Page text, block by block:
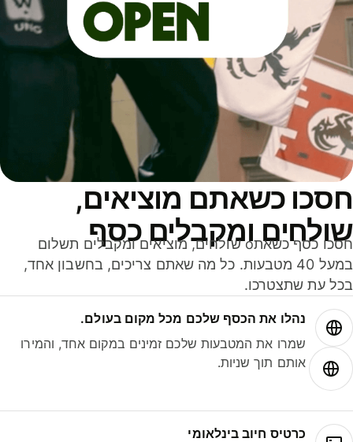
כשאתם מוציאים,
ומקבלים כסף
חסכו כסף כשאתo שולחים, מוציאים ומקבלים תשלום
במעל 40 מטבעות. כל מה שאתם צריכים, בחשבון אחד,
עת שתצטרכו.
נהלו את הכסף שלכם מכל מקום בעולם.
שמרו את המטבעות שלכם זמינים במקום אחד, והמירו
אותם תוך שניות.
כרטיס חיוב בינלאומי